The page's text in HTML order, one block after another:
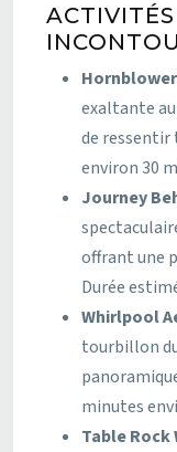
exaltante
de ressentir
environ 30
Journey
offrant une
Durée
Whirlpool
tourbillon
minutes
Table Rock